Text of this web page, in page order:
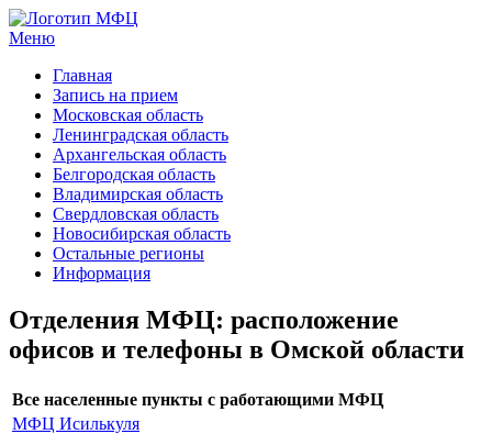
Меню
Главная
Запись на прием
Московская область
Ленинградская область
Архангельская область
Белгородская область
Владимирская область
Свердловская область
Новосибирская область
Остальные регионы
Информация
Отделения МФЦ: расположение
офисов и телефоны в Омской области
Все населенные пункты с работающими МФЦ
МФЦ Исилькуля